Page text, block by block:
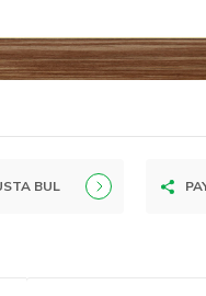
BUL